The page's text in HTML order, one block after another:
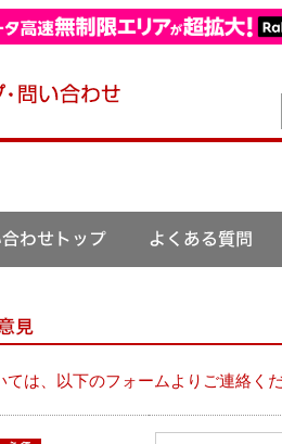
ては、以下のフォームよりご連絡く